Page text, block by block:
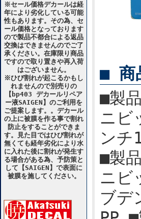
※セール価格デカールは経
年により劣化している可能
性もあります。その為、セ
ール価格となっております
ので製品不都合による返品
交換はできませんのでご了
承ください。在庫限り商品
ですので取り置きや再入荷
はございません。
※ひび割れが起こるかもし
れませんので別売りの
【bp403 デカールリペア
ー液SAIGEN】のご利用を
ご提案します。。デカール
の上に被膜を作る事で割れ
防止をすることができま
す。見た目ではひび割れが
無くても経年劣化により水
に入れた後に割れが発生す
る場合がある為、予防策と
して【SAIGEN】で表面に
被膜を施してください。
■ 商
■製
ニ
ン
■製
ニビ
ブ